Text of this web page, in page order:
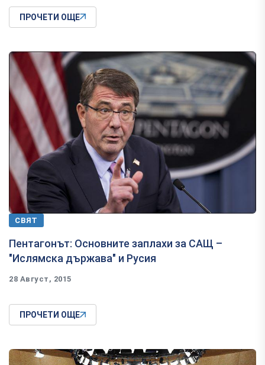
ПРОЧЕТИ ОЩЕ
СВЯТ
Пентагонът: Основните заплахи за САЩ –
"Ислямска държава" и Русия
28 Август, 2015
ПРОЧЕТИ ОЩЕ